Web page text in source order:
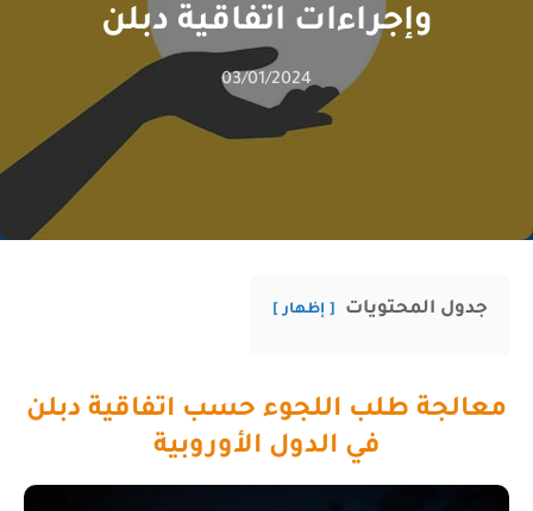
وإجراءات اتفاقية دبلن
03/01/2024
جدول المحتويات إظهار
معالجة طلب اللجوء حسب اتفاقية دبلن
في الدول الأوروبية